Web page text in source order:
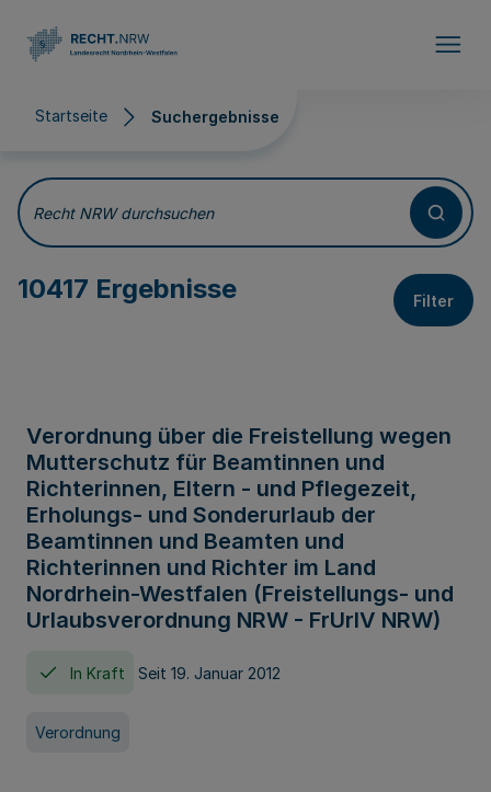
Startseite Suchergebnisse
Suchergebnisse
Recht NRW durchsuchen
10417 Ergebnisse Filter
Verordnung über die Freistellung wegen
Mutterschutz für Beamtinnen und
Richterinnen, Eltern - und Pflegezeit,
Erholungs- und Sonderurlaub der
Beamtinnen und Beamten und
Richterinnen und Richter im Land
Nordrhein-Westfalen (Freistellungs- und
Urlaubsverordnung NRW - FrUrlV NRW)
In Kraft Seit 19. Januar 2012
Verordnung